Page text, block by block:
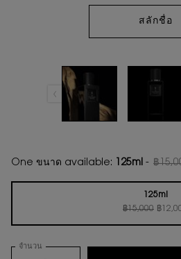
สลักชื่อ
One ขนาด available: 125ml - ฿
125ml
ราคาเ
฿15,000 ราคาใ
฿
, 1 of 1
จำนวน